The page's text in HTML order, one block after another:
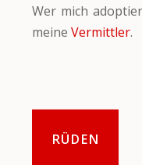
Wer mich
meineVermittler.
RÜDEN